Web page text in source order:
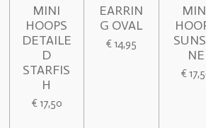
MINI
HOOPS
DETAILE
D
STARFIS
H
€ 17,50
EARRIN
G OVAL
€ 14,95
NE
€